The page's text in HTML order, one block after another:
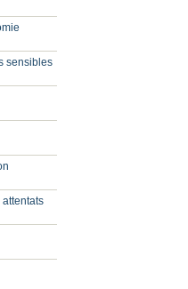
sensibles